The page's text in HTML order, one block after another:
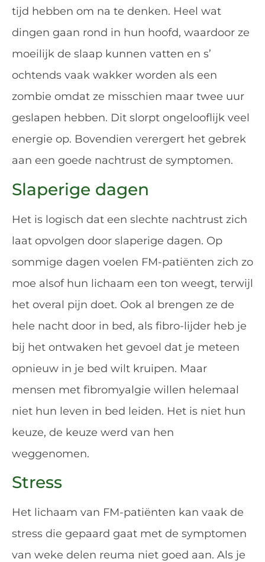
tijd hebben om na te denken. Heel wat
dingen gaan rond in hun hoofd, waardoor ze
moeilijk de slaap kunnen vatten en s’
ochtends vaak wakker worden als een
zombie omdat ze misschien maar twee uur
geslapen hebben. Dit slorpt ongelooflijk veel
energie op. Bovendien verergert het gebrek
aan een goede nachtrust de symptomen.
Slaperige dagen
Het is logisch dat een slechte nachtrust zich
laat opvolgen door slaperige dagen. Op
sommige dagen voelen FM-patiënten zich zo
moe alsof hun lichaam een ton weegt, terwijl
het overal pijn doet. Ook al brengen ze de
hele nacht door in bed, als fibro-lijder heb je
bij het ontwaken het gevoel dat je meteen
opnieuw in je bed wilt kruipen. Maar
mensen met fibromyalgie willen helemaal
niet hun leven in bed leiden. Het is niet hun
keuze, de keuze werd van hen
weggenomen.
Stress
Het lichaam van FM-patiënten kan vaak de
stress die gepaard gaat met de symptomen
van weke delen reuma niet goed aan. Als je